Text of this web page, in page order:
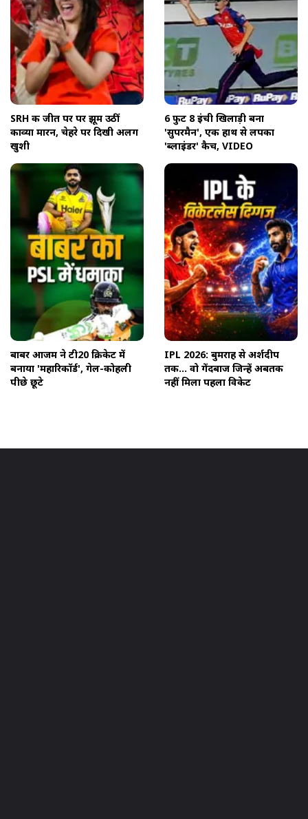
SRH की जीत पर पर झूम उठीं
काव्या मारन, चेहरे पर द‍िखी अलग
खुशी
6 फुट 8 इंची खिलाड़ी बना
'सुपरमैन', एक हाथ से लपका
'ब्लाइंडर' कैच, VIDEO
बाबर आजम ने टी20 क्रिकेट में
बनाया 'महारिकॉर्ड', गेल-कोहली
पीछे छूटे
IPL 2026: बुमराह से अर्शदीप
तक... वो गेंदबाज जिन्हें अबतक
नहीं मिला पहला विकेट